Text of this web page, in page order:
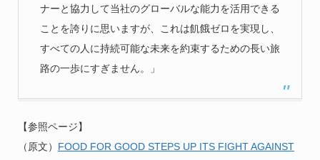
ナーと協力して当社のグローバルな能力を活用できる
ことを誇りに思いますが、これは飢餓ゼロを実現し、
すべての人に持続可能な未来を約束するための長い旅
路の一歩にすぎません。」
【参照ページ】
（原文） FOOD FOR GOOD STEPS UP ITS FIGHT AGAINST